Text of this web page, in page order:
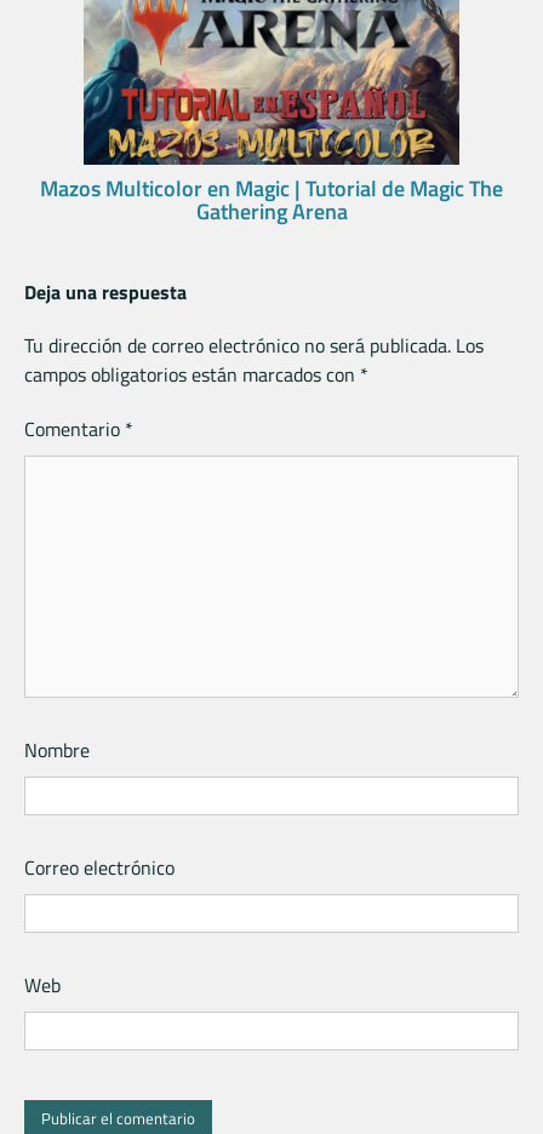
Mazos Multicolor en Magic | Tutorial de Magic The
Gathering Arena
Deja una respuesta
Tu dirección de correo electrónico no será publicada. Los
campos obligatorios están marcados con *
Comentario *
Nombre
Correo electrónico
Web